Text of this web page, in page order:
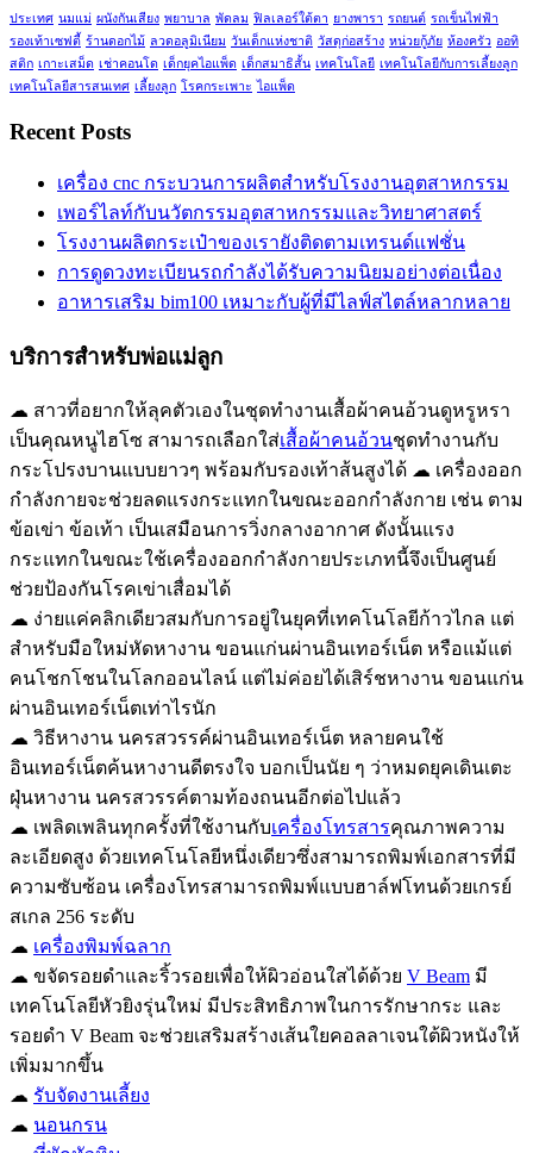
ประเทศ นมแม่ ผนังกันเสียง พยาบาล พัดลม ฟิลเลอร์ใต้ตา ยางพารา รถยนต์ รถเข็นไฟฟ้า
รองเท้าเซฟตี้ ร้านดอกไม้ ลวดอลูมิเนียม วันเด็กแห่งชาติ วัสดุก่อสร้าง หน่วยกู้ภัย ห้องครัว ออทิ
สติก เกาะเสม็ด เช่าคอนโด เด็กยุคไอแพ็ด เด็กสมาธิสั้น เทคโนโลยี เทคโนโลยีกับการเลี้ยงลูก
เทคโนโลยีสารสนเทศ เลี้ยงลูก โรคกระเพาะ ไอแพ็ด
Recent Posts
เครื่อง cnc กระบวนการผลิตสำหรับโรงงานอุตสาหกรรม
เพอร์ไลท์กับนวัตกรรมอุตสาหกรรมและวิทยาศาสตร์
โรงงานผลิตกระเป๋าของเรายังติดตามเทรนด์แฟชั่น
การดูดวงทะเบียนรถกำลังได้รับความนิยมอย่างต่อเนื่อง
อาหารเสริม bim100 เหมาะกับผู้ที่มีไลฟ์สไตล์หลากหลาย
บริการสำหรับพ่อแม่ลูก
☁ สาวที่อยากให้ลุคตัวเองในชุดทำงานเสื้อผ้าคนอ้วนดูหรูหรา
เป็นคุณหนูไฮโซ สามารถเลือกใส่เสื้อผ้าคนอ้วนชุดทำงานกับ
กระโปรงบานแบบยาวๆ พร้อมกับรองเท้าส้นสูงได้ ☁ เครื่องออก
กำลังกายจะช่วยลดแรงกระแทกในขณะออกกำลังกาย เช่น ตาม
ข้อเข่า ข้อเท้า เป็นเสมือนการวิ่งกลางอากาศ ดังนั้นแรง
กระแทกในขณะใช้เครื่องออกกำลังกายประเภทนี้จึงเป็นศูนย์
ช่วยป้องกันโรคเข่าเสื่อมได้
☁ ง่ายแค่คลิกเดียวสมกับการอยู่ในยุคที่เทคโนโลยีก้าวไกล แต่
สำหรับมือใหม่หัดหางาน ขอนแก่นผ่านอินเทอร์เน็ต หรือแม้แต่
คนโชกโชนในโลกออนไลน์ แต่ไม่ค่อยได้เสิร์ชหางาน ขอนแก่น
ผ่านอินเทอร์เน็ตเท่าไรนัก
☁ วิธีหางาน นครสวรรค์ผ่านอินเทอร์เน็ต หลายคนใช้
อินเทอร์เน็ตค้นหางานดีตรงใจ บอกเป็นนัย ๆ ว่าหมดยุคเดินเตะ
ฝุ่นหางาน นครสวรรค์ตามท้องถนนอีกต่อไปแล้ว
☁ เพลิดเพลินทุกครั้งที่ใช้งานกับเครื่องโทรสารคุณภาพความ
ละเอียดสูง ด้วยเทคโนโลยีหนึ่งเดียวซึ่งสามารถพิมพ์เอกสารที่มี
ความซับซ้อน เครื่องโทรสามารถพิมพ์แบบฮาล์ฟโทนด้วยเกรย์
สเกล 256 ระดับ
☁ เครื่องพิมพ์ฉลาก
☁ ขจัดรอยดำและริ้วรอยเพื่อให้ผิวอ่อนใสได้ด้วย V Beam มี
เทคโนโลยีหัวยิงรุ่นใหม่ มีประสิทธิภาพในการรักษากระ และ
รอยดำ V Beam จะช่วยเสริมสร้างเส้นใยคอลลาเจนใต้ผิวหนังให้
เพิ่มมากขึ้น
☁ รับจัดงานเลี้ยง
☁ นอนกรน